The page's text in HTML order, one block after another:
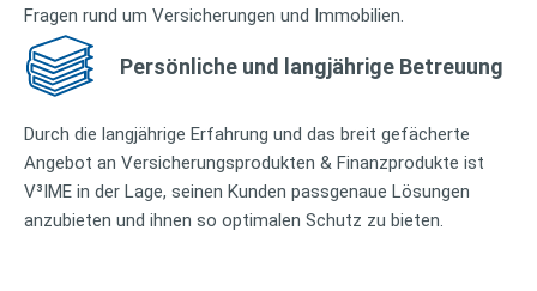
Fragen rund um Versicherungen und Immobilien.
Persönliche und langjährige Betreuung
Durch die langjährige Erfahrung und das breit gefächerte
Angebot an Versicherungsprodukten & Finanzprodukte ist
V³IME in der Lage, seinen Kunden passgenaue Lösungen
anzubieten und ihnen so optimalen Schutz zu bieten.